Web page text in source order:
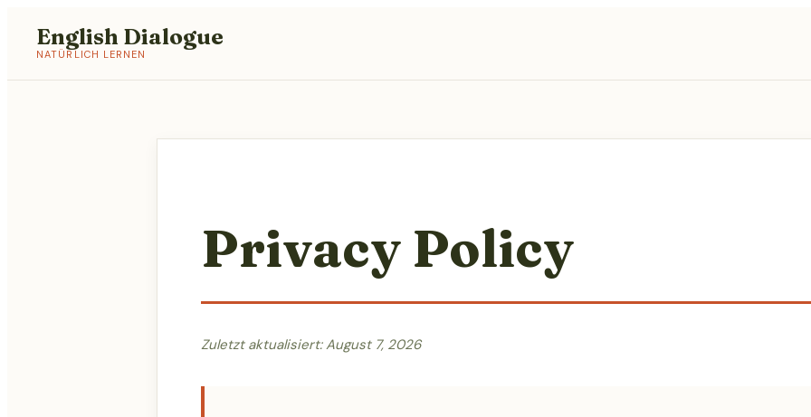
English Dialogue
NATÜRLICH LERNEN
Privacy Policy
Zuletzt aktualisiert: August 7, 2026